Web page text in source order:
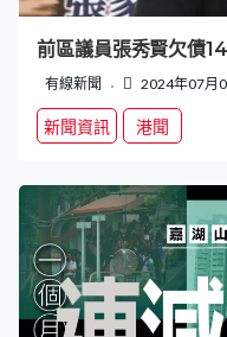
前區議員張秀賢欠債
有線新聞 2024年07月
新聞資訊 港聞